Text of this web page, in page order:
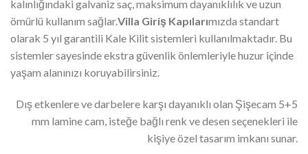
kalınlığındaki galvaniz saç, maksimum dayanıklılık ve uzun
ömürlü kullanım sağlar.Villa Giriş Kapılarımızda standart
olarak 5 yıl garantili Kale Kilit sistemleri kullanılmaktadır. Bu
sistemler sayesinde ekstra güvenlik önlemleriyle huzur içinde
yaşam alanınızı koruyabilirsiniz.
Dış etkenlere ve darbelere karşı dayanıklı olan Şişecam 5+5
mm lamine cam, isteğe bağlı renk ve desen seçenekleri ile
kişiye özel tasarım imkanı sunar.